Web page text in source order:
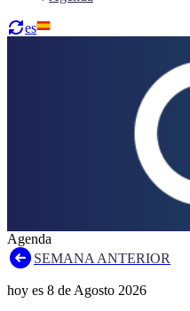
es
Agenda
SEMANA ANTERIOR
hoy es 8 de Agosto 2026